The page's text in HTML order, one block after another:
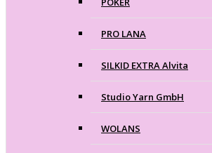
PRO LANA
SILKID EXTRA Alvita
Studio Yarn GmbH
WOLANS